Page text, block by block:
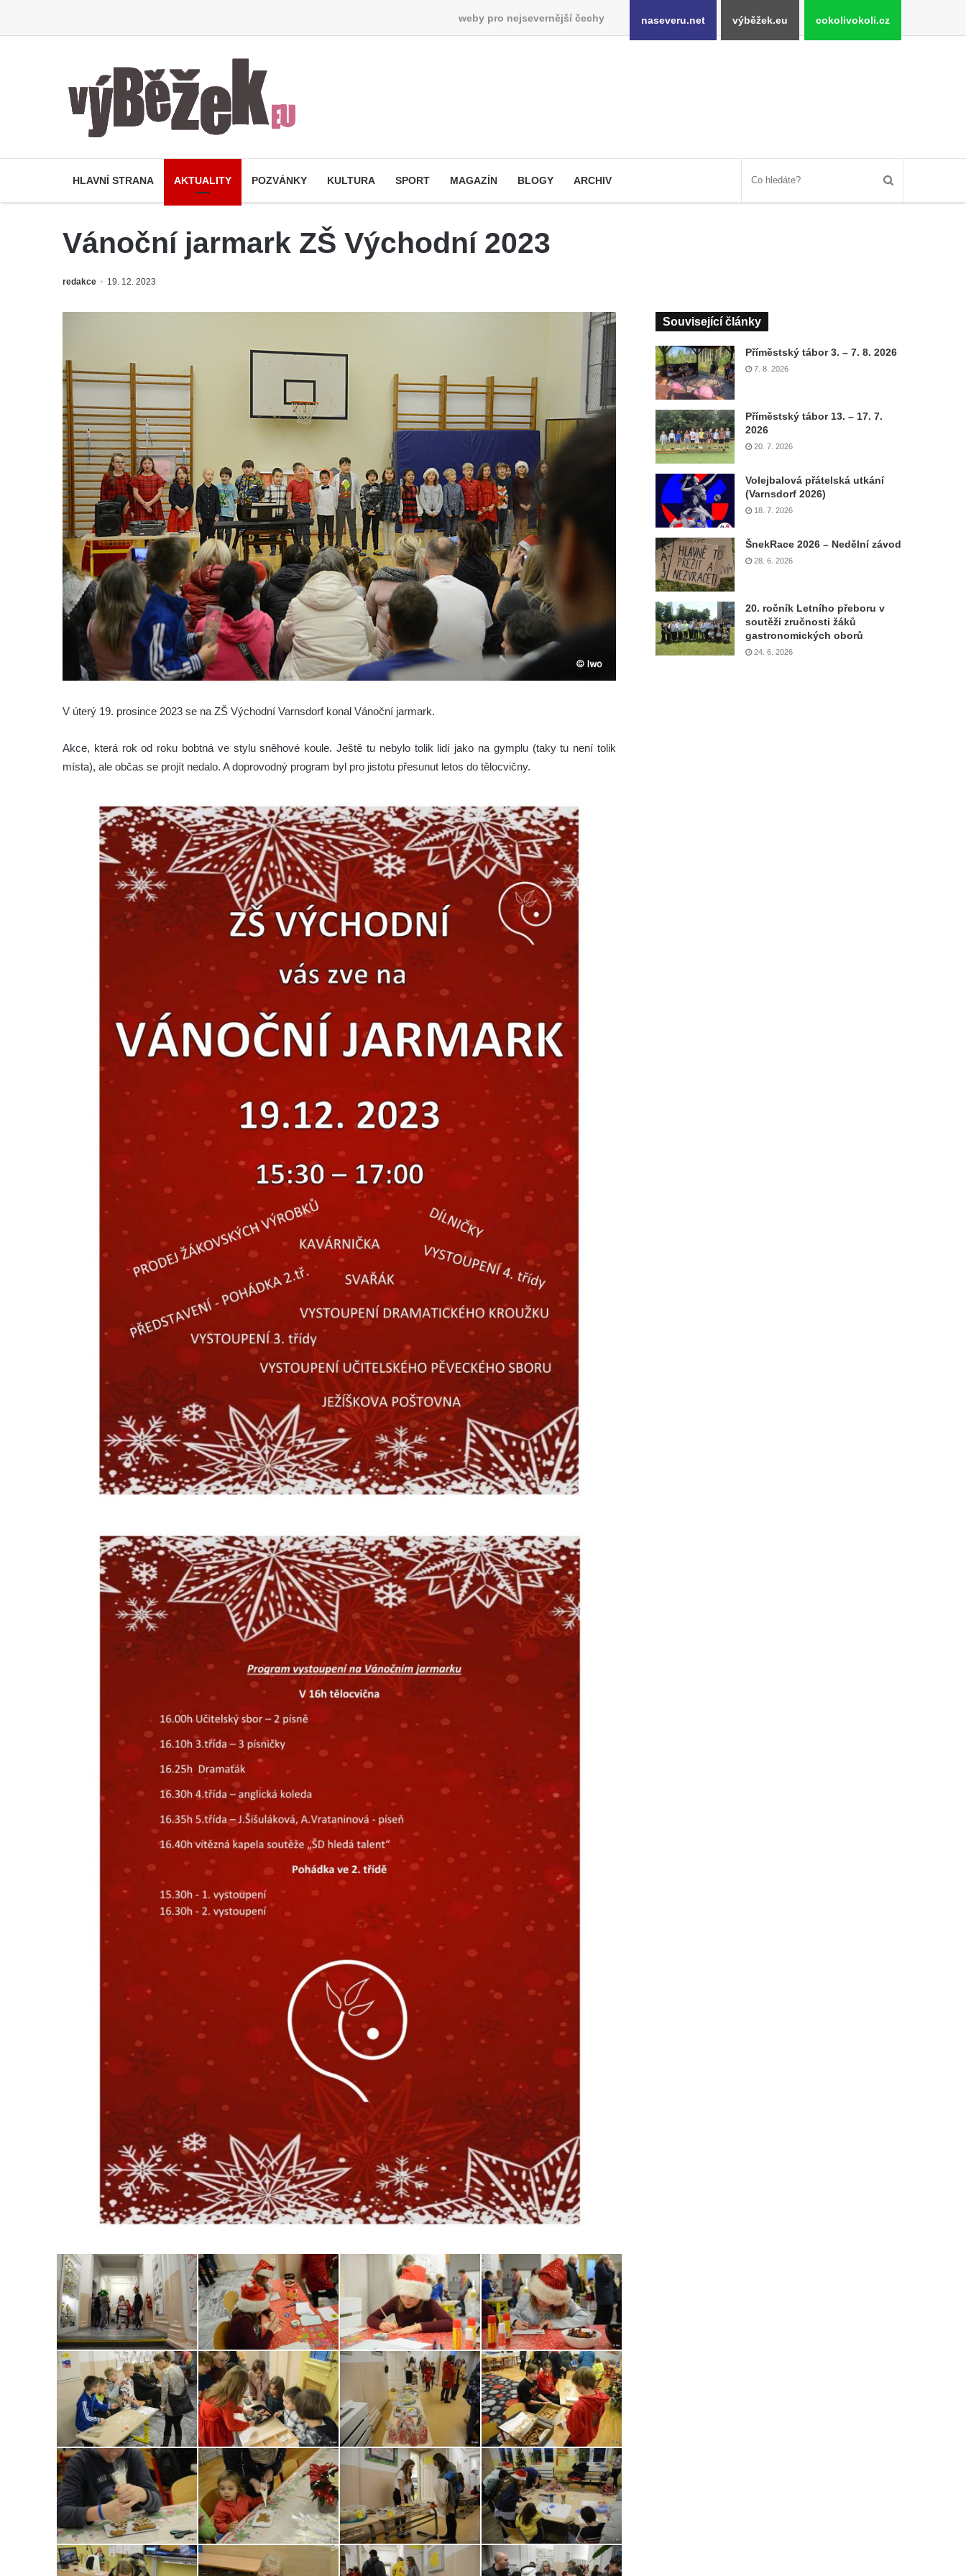
weby pro nejsevernější čechy naseveru.net výběžek.eu cokolivokoli.cz
HLAVNÍ STRANA AKTUALITY POZVÁNKY KULTURA SPORT MAGAZÍN BLOGY ARCHIV
Vánoční jarmark ZŠ Východní 2023
redakce 19. 12. 2023
V úterý 19. prosince 2023 se na ZŠ Východní Varnsdorf konal Vánoční jarmark.
Akce, která rok od roku bobtná ve stylu sněhové koule. Ještě tu nebylo tolik lidí jako na gymplu (taky tu není tolik
místa), ale občas se projít nedalo. A doprovodný program byl pro jistotu přesunut letos do tělocvičny.
Související články
Příměstský tábor 3. – 7. 8. 2026
7. 8. 2026
Příměstský tábor 13. – 17. 7.
2026
20. 7. 2026
Volejbalová přátelská utkání
(Varnsdorf 2026)
18. 7. 2026
ŠnekRace 2026 – Nedělní závod
28. 6. 2026
20. ročník Letního přeboru v
soutěži zručnosti žáků
gastronomických oborů
24. 6. 2026